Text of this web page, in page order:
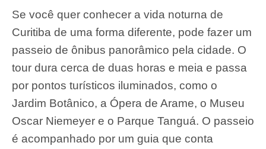
Se você quer conhecer a vida noturna de
Curitiba de uma forma diferente, pode fazer um
passeio de ônibus panorâmico pela cidade. O
tour dura cerca de duas horas e meia e passa
por pontos turísticos iluminados, como o
Jardim Botânico, a Ópera de Arame, o Museu
Oscar Niemeyer e o Parque Tanguá. O passeio
é acompanhado por um guia que conta